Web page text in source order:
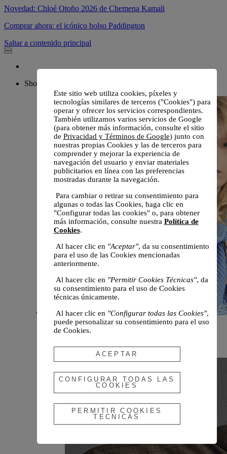
Novedad: Chloé Otoño 2026 de Chemena Kamali
Comprar ahora: el icónico bolso Paddington
Saltar a contenido principal
Shop
Novedades
Otoño 2026
Este sitio web utiliza cookies, píxeles y
tecnologías similares de terceros ("Cookies") para
operar y ofrecer los servicios correspondientes.
También utilizamos varios servicios de Google
(para obtener más información, consulte el sitio
de Privacidad y Términos de Google) junto con
nuestras propias Cookies y las de terceros para
comprender y mejorar la experiencia de
navegación del usuario y enviar materiales
publicitarios en línea con las preferencias
mostradas durante la navegación.
Para cambiar o retirar su consentimiento para
algunas o todas las Cookies, haga clic en
"Configurar todas las cookies" o, para obtener
más información, consulte nuestra Política de
Cookies.
Al hacer clic en "Aceptar", da su consentimiento
para el uso de las Cookies mencionadas
anteriormente.
Al hacer clic en "Permitir Cookies Técnicas", da
su consentimiento para el uso de Cookies
técnicas únicamente.
Al hacer clic en "Configurar todas las Cookies",
puede personalizar su consentimiento para el uso
de Cookies.
ACEPTAR
CONFIGURAR TODAS LAS
COOKIES
PERMITIR COOKIES
TECNICAS